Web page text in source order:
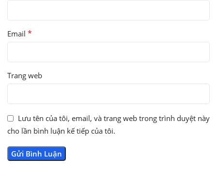
Email *
Trang web
Lưu tên của tôi, email, và trang web trong trình duyệt này
cho lần bình luận kế tiếp của tôi.